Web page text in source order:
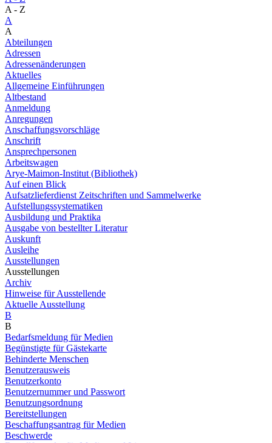
A - Z
A
A
Abteilungen
Adressen
Adressenänderungen
Aktuelles
Allgemeine Einführungen
Altbestand
Anmeldung
Anregungen
Anschaffungsvorschläge
Anschrift
Ansprechpersonen
Arbeitswagen
Arye-Maimon-Institut (Bibliothek)
Auf einen Blick
Aufsatzlieferdienst Zeitschriften und Sammelwerke
Aufstellungssystematiken
Ausbildung und Praktika
Ausgabe von bestellter Literatur
Auskunft
Ausleihe
Ausstellungen
Ausstellungen
Archiv
Hinweise für Ausstellende
Aktuelle Ausstellung
B
B
Bedarfsmeldung für Medien
Begünstigte für Gästekarte
Behinderte Menschen
Benutzerausweis
Benutzerkonto
Benutzernummer und Passwort
Benutzungsordnung
Bereitstellungen
Beschaffungsantrag für Medien
Beschwerde